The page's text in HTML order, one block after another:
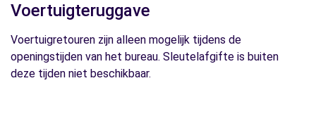
Voertuigteruggave
Voertuigretouren zijn alleen mogelijk tijdens de
openingstijden van het bureau. Sleutelafgifte is buiten
deze tijden niet beschikbaar.